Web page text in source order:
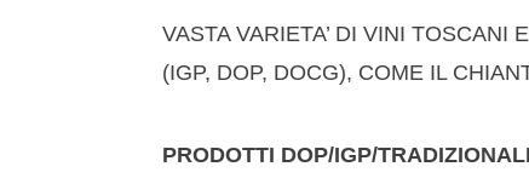
VASTA VARIETA’ DI VINI TOSCANI
(IGP, DOP, DOCG), COME IL
PRODOTTI DOP/IGP/